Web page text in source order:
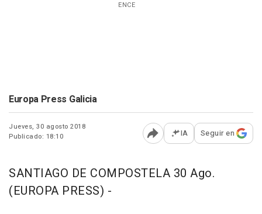
ENCE
Europa Press Galicia
Jueves, 30 agosto 2018
Publicado: 18:10
Abrir opciones para
IA Seguir en
SANTIAGO DE COMPOSTELA 30 Ago.
(EUROPA PRESS) -